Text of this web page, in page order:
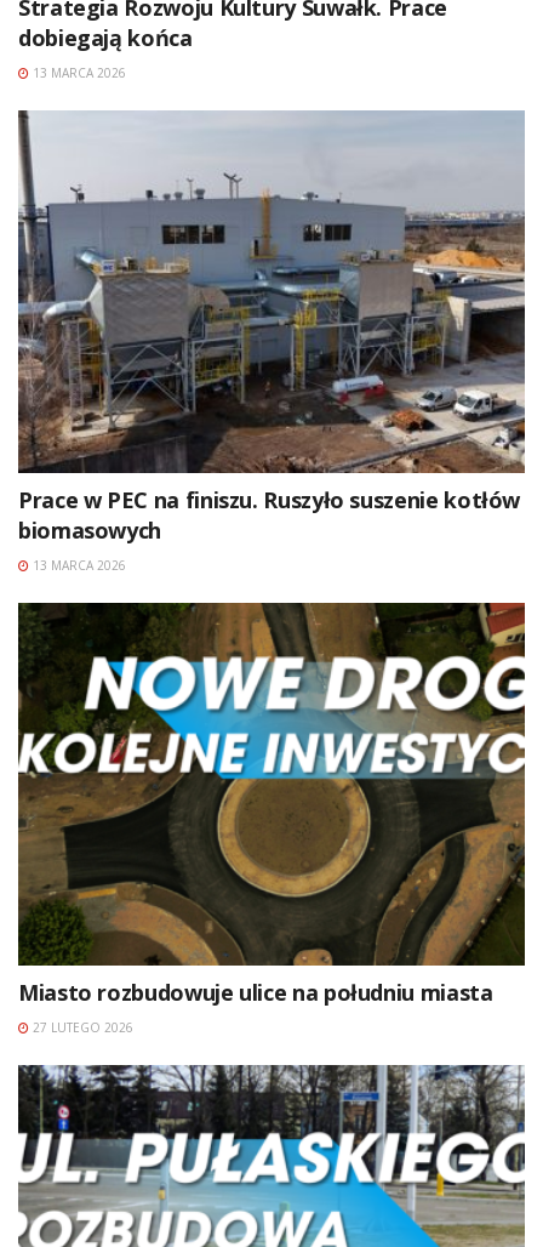
Strategia Rozwoju Kultury Suwałk. Prace
dobiegają końca
13 MARCA 2026
Prace w PEC na finiszu. Ruszyło suszenie kotłów
biomasowych
13 MARCA 2026
Miasto rozbudowuje ulice na południu miasta
27 LUTEGO 2026